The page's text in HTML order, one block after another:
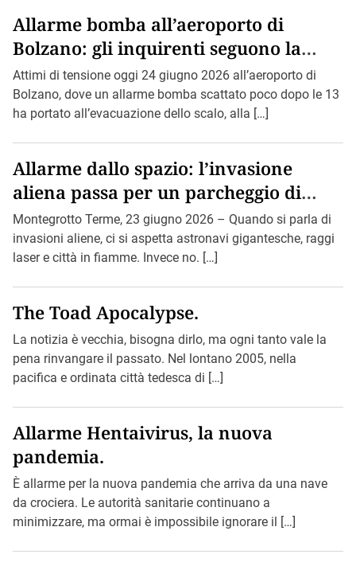
Allarme bomba all’aeroporto di
Bolzano: gli inquirenti seguono la
pista di Bin Loden.
Attimi di tensione oggi 24 giugno 2026 all’aeroporto di
Bolzano, dove un allarme bomba scattato poco dopo le 13
ha portato all’evacuazione dello scalo, alla […]
Allarme dallo spazio: l’invasione
aliena passa per un parcheggio di
Montegrotto.
Montegrotto Terme, 23 giugno 2026 – Quando si parla di
invasioni aliene, ci si aspetta astronavi gigantesche, raggi
laser e città in fiamme. Invece no. […]
The Toad Apocalypse.
La notizia è vecchia, bisogna dirlo, ma ogni tanto vale la
pena rinvangare il passato. Nel lontano 2005, nella
pacifica e ordinata città tedesca di […]
Allarme Hentaivirus, la nuova
pandemia.
È allarme per la nuova pandemia che arriva da una nave
da crociera. Le autorità sanitarie continuano a
minimizzare, ma ormai è impossibile ignorare il […]